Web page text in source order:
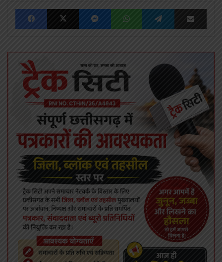
FacebookX MessengerWhatsAppTelegram Share via Email